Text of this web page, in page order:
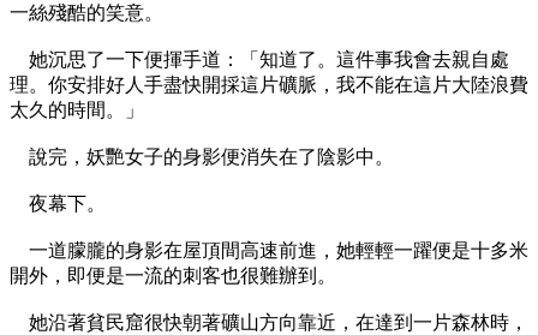
一絲殘酷的笑意。
她沉思了一下便揮手道：「知道了。這件事我會去親自處
理。你安排好人手盡快開採這片礦脈，我不能在這片大陸浪費
太久的時間。」
說完，妖艷女子的身影便消失在了陰影中。
夜幕下。
一道朦朧的身影在屋頂間高速前進，她輕輕一躍便是十多米
開外，即便是一流的刺客也很難辦到。
她沿著貧民窟很快朝著礦山方向靠近，在達到一片森林時，